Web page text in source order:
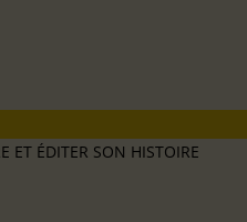
ET ÉDITER SON HISTOIRE